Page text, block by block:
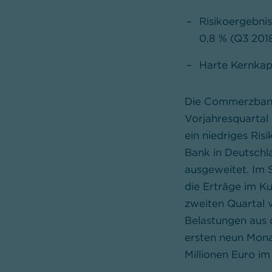
0,8 % (Q3
Harte
Die
Vorjahresquartal
ein niedriges
Bank in
ausgeweitet. Im
die Erträge im
zweiten Quartal
Belastungen aus
ersten neun
Millionen Euro